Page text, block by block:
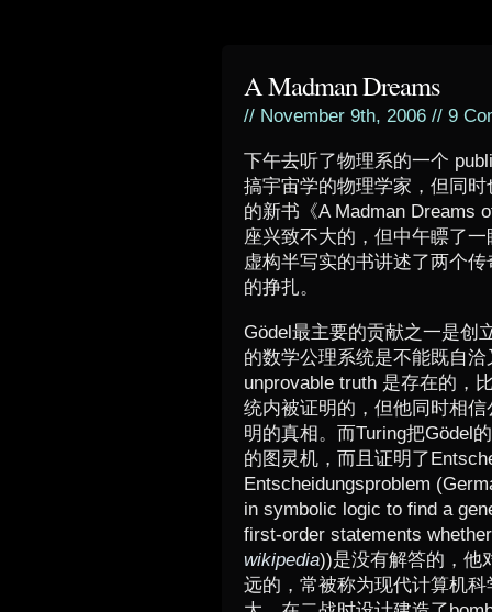
A Madman Dreams
// November 9th, 2006 // 9
下午去听了物理系的一个
搞宇宙学的物理学家，但同
的新书《A Madman Dreams
座兴致不大的，但中午瞟了
虚构半写实的书讲述了两个
的挣扎。
Gödel最主要的贡献之一是创
的数学公理系统是不能既自
unprovable truth 是存在的，
统内被证明的，但他同时相
明的真相。而Turing把Gödel
的图灵机，而且证明了
Entscheidungsproblem
in symbolic logic to find a
first-order statements
wikipedia))是没有解答的，他
远的，常被称为现代计算机